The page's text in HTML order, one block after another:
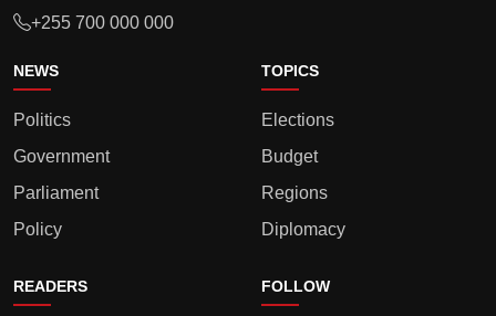
+255 700 000 000
NEWS
Politics
Government
Parliament
Policy
TOPICS
Elections
Budget
Regions
Diplomacy
READERS FOLLOW